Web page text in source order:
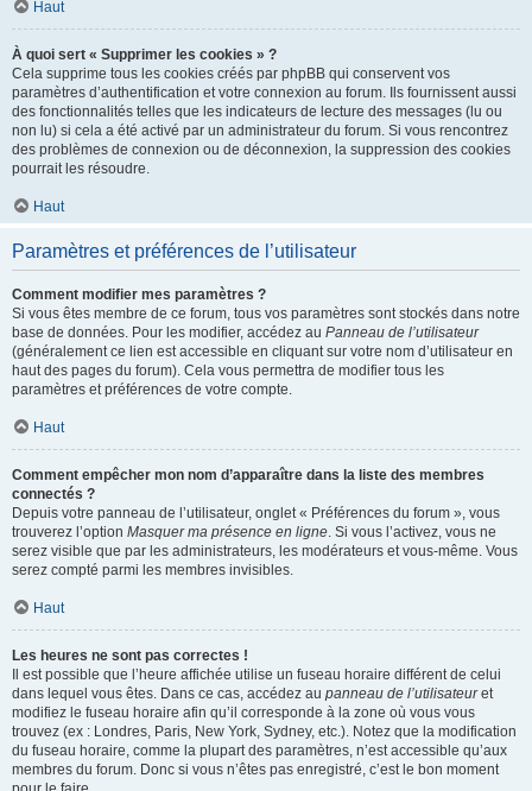
Haut
À quoi sert « Supprimer les cookies » ?
Cela supprime tous les cookies créés par phpBB qui conservent vos
paramètres d’authentification et votre connexion au forum. Ils fournissent aussi
des fonctionnalités telles que les indicateurs de lecture des messages (lu ou
non lu) si cela a été activé par un administrateur du forum. Si vous rencontrez
des problèmes de connexion ou de déconnexion, la suppression des cookies
pourrait les résoudre.
Haut
Paramètres et préférences de l’utilisateur
Comment modifier mes paramètres ?
Si vous êtes membre de ce forum, tous vos paramètres sont stockés dans notre
base de données. Pour les modifier, accédez au Panneau de l’utilisateur
(généralement ce lien est accessible en cliquant sur votre nom d’utilisateur en
haut des pages du forum). Cela vous permettra de modifier tous les
paramètres et préférences de votre compte.
Haut
Comment empêcher mon nom d’apparaître dans la liste des membres
connectés ?
Depuis votre panneau de l’utilisateur, onglet « Préférences du forum », vous
trouverez l’option Masquer ma présence en ligne. Si vous l’activez, vous ne
serez visible que par les administrateurs, les modérateurs et vous-même. Vous
serez compté parmi les membres invisibles.
Haut
Les heures ne sont pas correctes !
Il est possible que l’heure affichée utilise un fuseau horaire différent de celui
dans lequel vous êtes. Dans ce cas, accédez au panneau de l’utilisateuret
modifiez le fuseau horaire afin qu’il corresponde à la zone où vous vous
trouvez (ex : Londres, Paris, New York, Sydney, etc.). Notez que la modification
du fuseau horaire, comme la plupart des paramètres, n’est accessible qu’aux
membres du forum. Donc si vous n’êtes pas enregistré, c’est le bon moment